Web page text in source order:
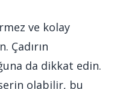
ve kolay
Çadırın
da dikkat edin.
olabilir, bu